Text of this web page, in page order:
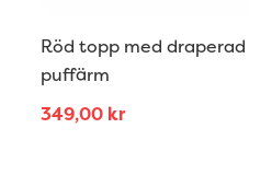
Röd topp med draperad
puffärm
349,00 kr